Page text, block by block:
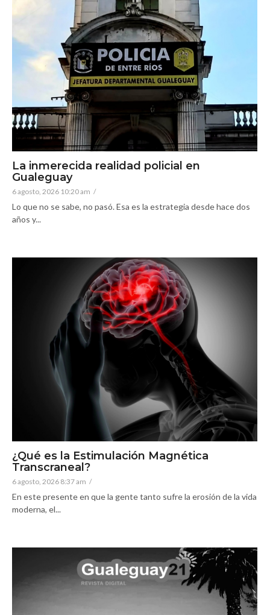
La inmerecida realidad policial en
Gualeguay
6 agosto, 2026 10:20 am /
Lo que no se sabe, no pasó. Esa es la estrategia desde hace dos
años y...
¿Qué es la Estimulación Magnética
Transcraneal?
6 agosto, 2026 8:37 am /
En este presente en que la gente tanto sufre la erosión de la vida
moderna, el...